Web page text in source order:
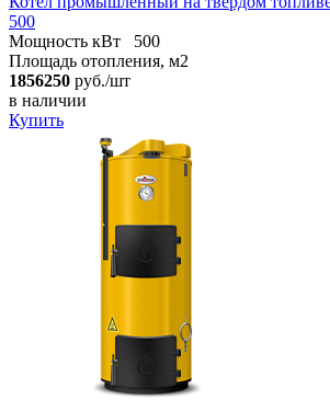
500
Мощность кВт
500
Площадь отопления, м2
1856250 руб./шт
в наличии
Купить